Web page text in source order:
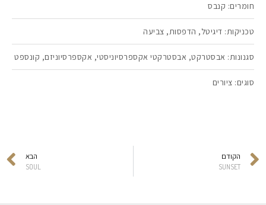
חומרים: קנבס
טכניקות: דיגיטל, הדפסות, צביעה
סגנונות: אבסטרקט, אבסטרקטי אקספרסיוניסטי, אקספרסיוניזם, קונספט
סוגים: ציורים
הקודם
SUNSET
הבא
SOUL